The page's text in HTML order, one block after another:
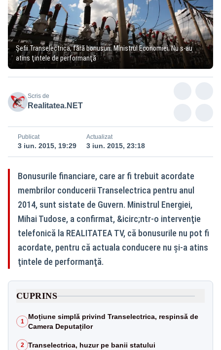
Şefii Transelectrica, fără bonusuri. Ministrul Economiei: Nu s-au
atins ţintele de performanţă
Scris de
Realitatea.NET
Publicat
3 iun. 2015, 19:29
Actualizat
3 iun. 2015, 23:18
Bonusurile financiare, care ar fi trebuit acordate
membrilor conducerii Transelectrica pentru anul
2014, sunt sistate de Guvern. Ministrul Energiei,
Mihai Tudose, a confirmat, &icirc;ntr-o intervenţie
telefonică la REALITATEA TV, că bonusurile nu pot fi
acordate, pentru că actuala conducere nu şi-a atins
ţintele de performanţă.
CUPRINS
1
Moțiune simplă privind Transelectrica, respinsă de
Camera Deputaților
2 Transelectrica, huzur pe banii statului